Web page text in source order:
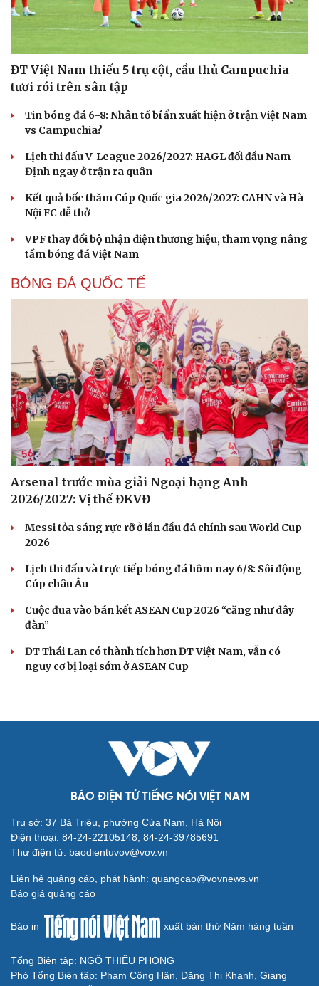
ĐT Việt Nam thiếu 5 trụ cột, cầu thủ Campuchia
tươi rói trên sân tập
Tin bóng đá 6-8: Nhân tố bí ẩn xuất hiện ở trận Việt Nam
vs Campuchia?
Lịch thi đấu V-League 2026/2027: HAGL đối đầu Nam
Định ngay ở trận ra quân
Kết quả bốc thăm Cúp Quốc gia 2026/2027: CAHN và Hà
Nội FC dễ thở
VPF thay đổi bộ nhận diện thương hiệu, tham vọng nâng
tầm bóng đá Việt Nam
BÓNG ĐÁ QUỐC TẾ
Arsenal trước mùa giải Ngoại hạng Anh
2026/2027: Vị thế ĐKVĐ
Messi tỏa sáng rực rỡ ở lần đầu đá chính sau World Cup
2026
Lịch thi đấu và trực tiếp bóng đá hôm nay 6/8: Sôi động
Cúp châu Âu
Cuộc đua vào bán kết ASEAN Cup 2026 “căng như dây
đàn”
ĐT Thái Lan có thành tích hơn ĐT Việt Nam, vẫn có
nguy cơ bị loại sớm ở ASEAN Cup
BÁO ĐIỆN TỬ TIẾNG NÓI VIỆT NAM
Trụ sở: 37 Bà Triệu, phường Cửa Nam, Hà Nội
Điện thoại: 84-24-22105148, 84-24-39785691
Thư điện tử: baodientuvov@vov.vn
Liên hệ quảng cáo, phát hành: quangcao@vovnews.vn
Báo giá quảng cáo
Báo in xuất bản thứ Năm hàng tuần
Tổng Biên tập: NGÔ THIỆU PHONG
Phó Tổng Biên tập: Phạm Công Hân, Đặng Thị Khanh, Giang